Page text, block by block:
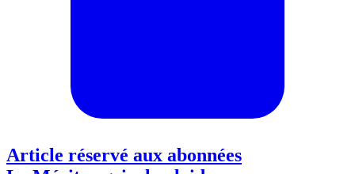
Article réservé aux abonnées